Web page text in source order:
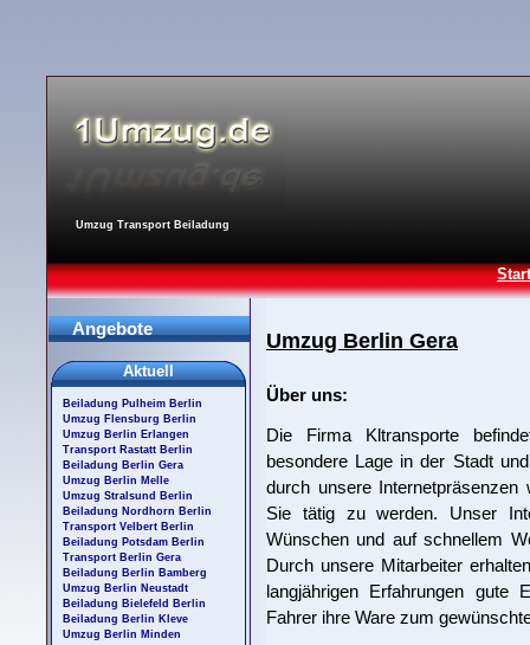
Umzug Transport Beiladung
Umzug Berlin Gera
Über uns:
Die Firma Kltransporte
besondere Lage in der Stadt
durch unsere
Sie tätig zu werden. Unser
Wünschen und auf schnellem
Durch unsere Mitarbeiter
langjährigen Erfahrungen gute
Fahrer ihre Ware zum
Angebote
Aktuell
Beiladung Pulheim Berlin
Umzug Flensburg Berlin
Umzug Berlin Erlangen
Transport Rastatt Berlin
Beiladung Berlin Gera
Umzug Berlin Melle
Umzug Stralsund Berlin
Beiladung Nordhorn Berlin
Transport Velbert Berlin
Beiladung Potsdam Berlin
Transport Berlin Gera
Beiladung Berlin Bamberg
Umzug Berlin Neustadt
Beiladung Bielefeld Berlin
Beiladung Berlin Kleve
Umzug Berlin Minden